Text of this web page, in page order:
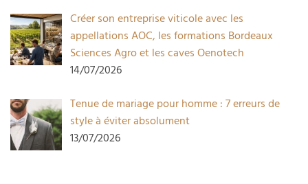
Créer son entreprise viticole avec les
appellations AOC, les formations Bordeaux
Sciences Agro et les caves Oenotech
14/07/2026
Tenue de mariage pour homme : 7 erreurs de
style à éviter absolument
13/07/2026